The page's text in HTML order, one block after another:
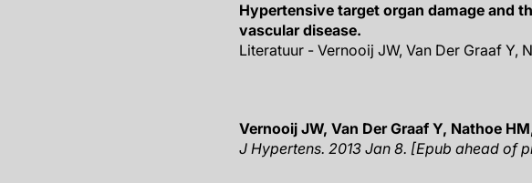
Hypertensive target organ damage and
vascular disease.
Literatuur - Vernooij JW, Van Der Graaf Y,
Vernooij JW, Van Der Graaf Y, Nathoe
J Hypertens. 2013 Jan 8. [Epub ahead of